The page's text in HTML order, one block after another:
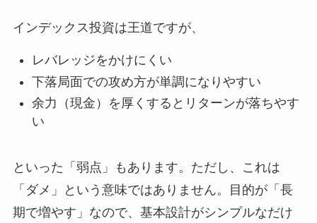
インデックス投資は王道ですが、
レバレッジをかけにくい
下落局面での攻め方が単調になりやすい
余力（現金）を厚くするとリターンが落ちやす
い
といった「弱点」もあります。ただし、これは
「ダメ」という意味ではありません。目的が「長
期で増やす」なので、基本設計がシンプルなだけ